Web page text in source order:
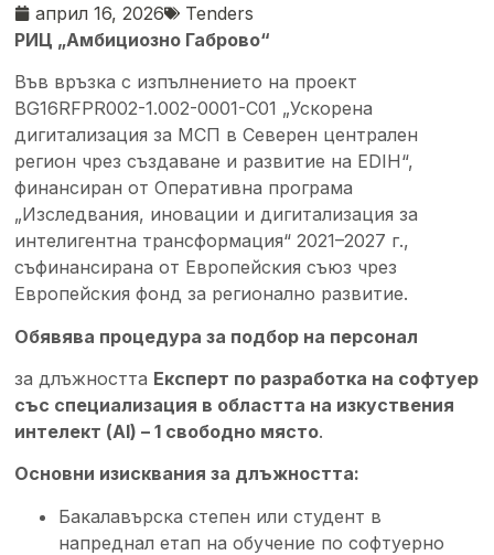
април 16, 2026
Tenders
РИЦ „Амбициозно Габрово“
Във връзка с изпълнението на проект
BG16RFPR002-1.002-0001-С01 „Ускорена
дигитализация за МСП в Северен централен
регион чрез създаване и развитие на EDIH“,
финансиран от Оперативна програма
„Изследвания, иновации и дигитализация за
интелигентна трансформация“ 2021–2027 г.,
съфинансирана от Европейския съюз чрез
Европейския фонд за регионално развитие.
Обявява процедура за подбор на персонал
за длъжността Експерт по разработка на софтуер
със специализация в областта на изкуствения
интелект (AI) – 1 свободно място.
Основни изисквания за длъжността:
Бакалавърска степен или студент в
напреднал етап на обучение по софтуерно